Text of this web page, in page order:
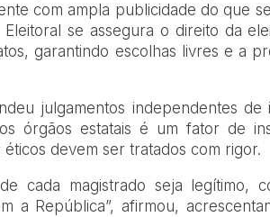
com ampla publicidade do que
se assegura o direito da
garantindo escolhas livres e a
julgamentos independentes de
órgãos estatais é um fator de
devem ser tratados com rigor.
cada magistrado seja legítimo,
a República”, afirmou,